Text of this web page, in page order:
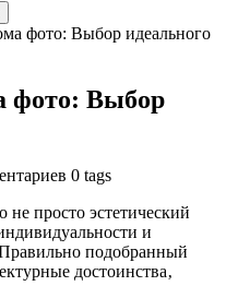
фото: Выбор идеального
фото: Выбор
0 tags
не просто эстетический
и
подобранный
достоинства‚